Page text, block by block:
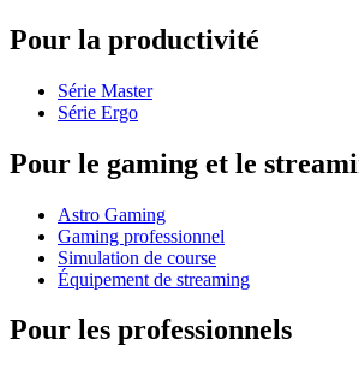
Pour la productivité
Série Master
Série Ergo
Pour le gaming et le
Astro Gaming
Gaming professionnel
Simulation de course
Équipement de streaming
Pour les professionnels